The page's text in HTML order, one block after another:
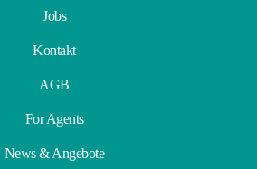
Jobs
Kontakt
AGB
For Agents
News & Angebote